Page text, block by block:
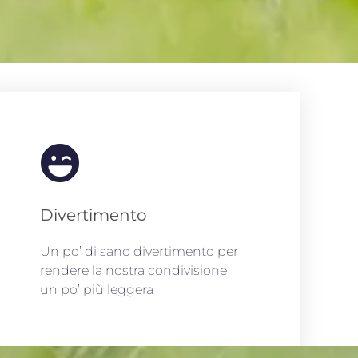
Divertimento
Un po’ di sano divertimento per
rendere la nostra condivisione
un po’ più leggera